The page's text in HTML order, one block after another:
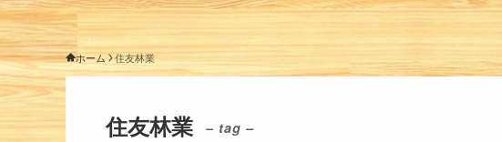
ホーム 住友林業
住友林業 – tag –